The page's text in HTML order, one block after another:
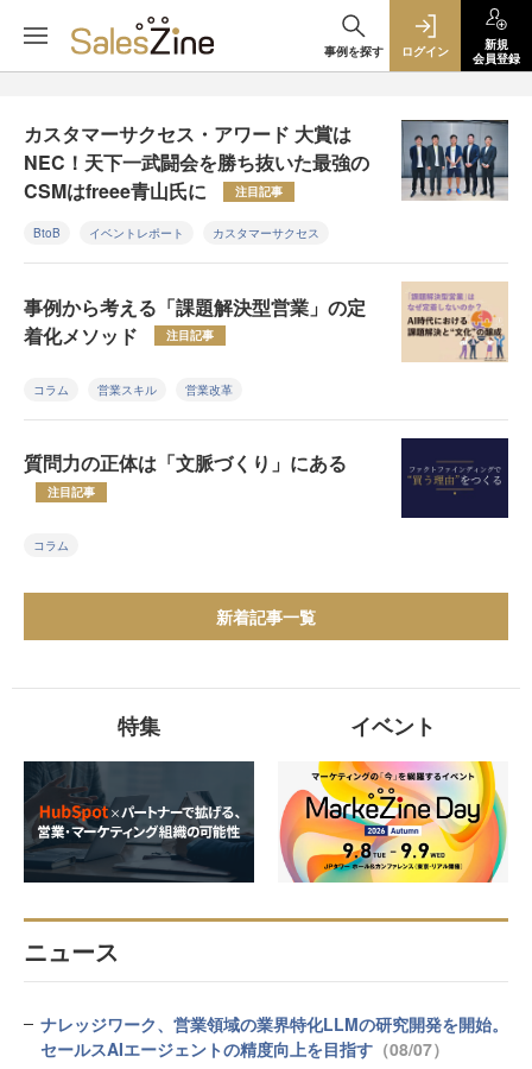
事例を探す ログイン
新規
会員登録
カスタマーサクセス・アワード 大賞は
NEC！天下一武闘会を勝ち抜いた最強の
CSMはfreee青山氏に
注目記事
BtoB イベントレポート カスタマーサクセス
事例から考える「課題解決型営業」の定
着化メソッド
注目記事
コラム 営業スキル 営業改革
質問力の正体は「文脈づくり」にある
注目記事
コラム
新着記事一覧
特集 イベント
ニュース
ナレッジワーク、営業領域の業界特化LLMの研究開発を開始。
セールスAIエージェントの精度向上を目指す （08/07）